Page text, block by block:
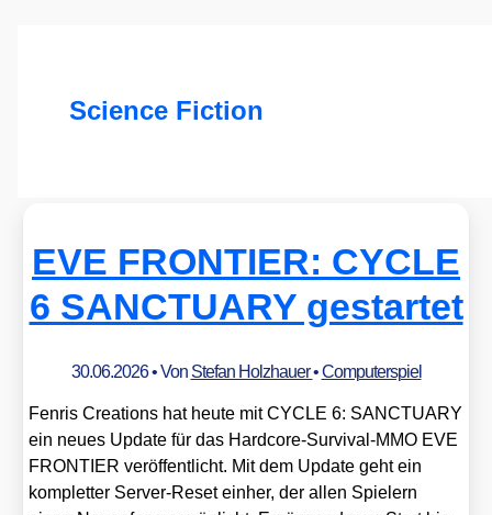
Science Fiction
EVE FRONTIER: CYCLE
6 SANCTUARY gestartet
30.06.2026• Von Stefan Holzhauer•Computerspiel
Fen­ris Crea­ti­ons hat heu­te mit CYCLE 6: SANCTUARY
ein neu­es Update für das Hard­core-Sur­vi­val-MMO EVE
FRONTIER ver­öf­fent­licht. Mit dem Update geht ein
kom­plet­ter Ser­ver-Reset ein­her, der allen Spie­lern